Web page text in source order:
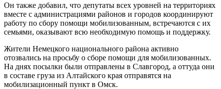
Он также добавил, что депутаты всех уровней на территориях
вместе с администрациями районов и городов координируют
работу по сбору помощи мобилизованным, встречаются с их
семьями, оказывают всю необходимую помощь и поддержку.
Жители Немецкого национального района активно
отозвались на просьбу о сборе помощи для мобилизованных.
На днях посылки были отправлены в Славгород, а оттуда они
в составе груза из Алтайского края отправятся на
мобилизационный пункт в Омск.